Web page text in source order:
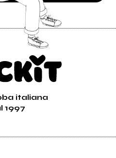
italiana
1997